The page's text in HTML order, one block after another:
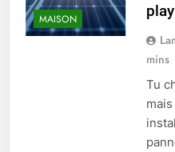
MAISON
play
mins
Tu